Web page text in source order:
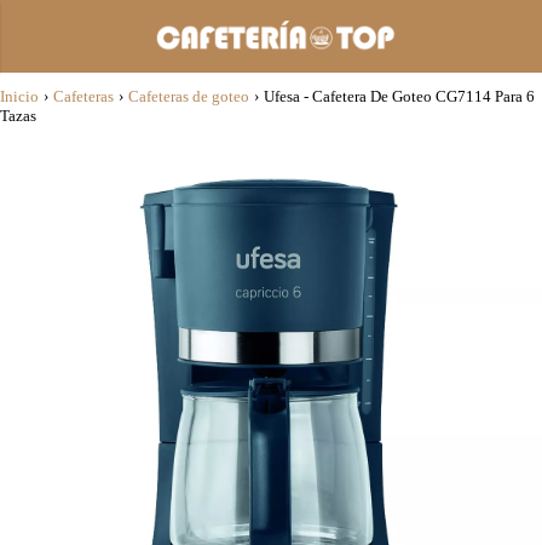
Inicio › Cafeteras › Cafeteras de goteo › Ufesa - Cafetera De Goteo CG7114 Para 6
Tazas